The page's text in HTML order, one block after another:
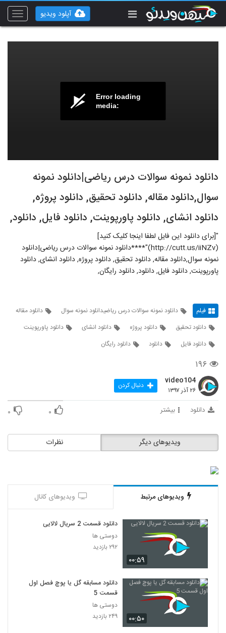
Toggle
آپلود ویدیو
Error loading
media:
دانلود نمونه سوالات درس ریاضی|دانلود نمونه
سوال,دانلود مقاله, دانلود تحقیق, دانلود پروژه,
دانلود انشای, دانلود پاورپوینت, دانلود فایل, دانلود,
"[برای دانلود این فایل لطفا اینجا کلیک کنید]
(http://cutt.us/iiNZv)"****دانلود نمونه سوالات درس ریاضی|دانلود
نمونه سوال,دانلود مقاله, دانلود تحقیق, دانلود پروژه, دانلود انشای, دانلود
پاورپوینت, دانلود فایل, دانلود, دانلود رایگان,
فیلم دانلود نمونه سوالات درس ریاضیدانلود نمونه سوال
دانلود مقاله
دانلود تحقیق
دانلود پروژه دانلود انشای
دانلود پاورپوینت
دانلود فایل
دانلود دانلود رایگان
۱۹۶
video104
۲۶ آذر ۱۳۹۷ دنبال کردن
دانلود بیشتر ۰ ۰
نظرات ویدیوهای دیگر
ویدیوهای مرتبط ویدیوهای کانال
۰۰:۵۹
دانلود قسمت 2 سریال لالایی
دوستی ها
۲۹۲ بازدید
۰۰:۵۰
دانلود مسابقه گل یا پوچ فصل اول
قسمت 5
دوستی ها
۲۴۹ بازدید